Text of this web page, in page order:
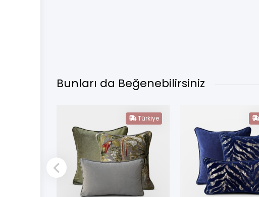
Bunları da Beğenebilirsiniz
Türkiye